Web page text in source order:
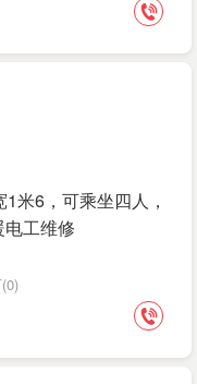
米6，可乘坐四人，
工维修